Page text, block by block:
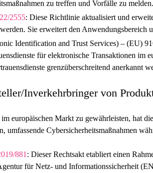
zu treffen und Vorfälle zu melden.
2555: Diese Richtlinie aktualisiert und
Sie erweitert den
Identification and Trust Services) – (EU)
für elektronische Transaktionen im
grenzüberschreitend anerkannt
Inverkehrbringer von
europäischen Markt zu gewährleisten, hat
umfassende Cybersicherheitsmaßnahmen
881 : Dieser Rechtsakt etabliert einen
für Netz- und Informationssicherheit